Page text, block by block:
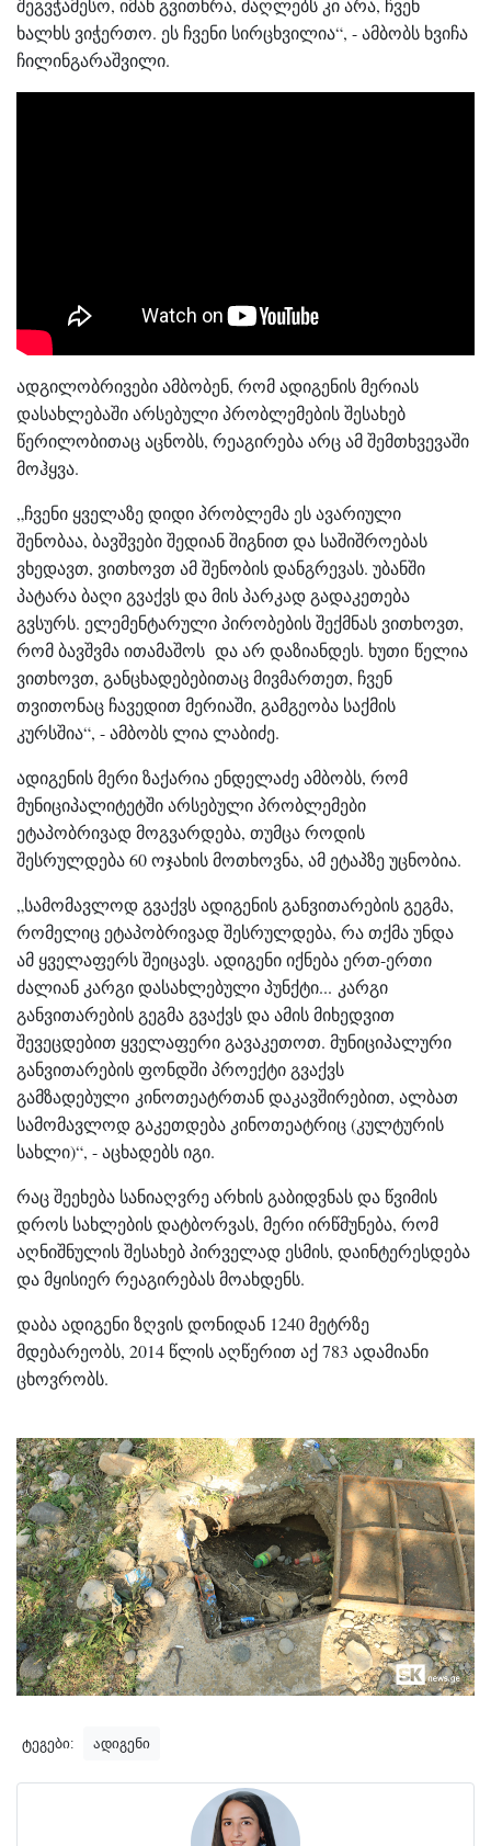
შეგვჭამესო, იმან გვითხრა, ძაღლებს კი არა, ჩვენ
ხალხს ვიჭერთო. ეს ჩვენი სირცხვილია“, - ამბობს ხვიჩა
ჩილინგარაშვილი.
ადგილობრივები ამბობენ, რომ ადიგენის მერიას
დასახლებაში არსებული პრობლემების შესახებ
წერილობითაც აცნობს, რეაგირება არც ამ შემთხვევაში
მოჰყვა.
„ჩვენი ყველაზე დიდი პრობლემა ეს ავარიული
შენობაა, ბავშვები შედიან შიგნით და საშიშროებას
ვხედავთ, ვითხოვთ ამ შენობის დანგრევას. უბანში
პატარა ბაღი გვაქვს და მის პარკად გადაკეთება
გვსურს. ელემენტარული პირობების შექმნას ვითხოვთ,
რომ ბავშვმა ითამაშოს და არ დაზიანდეს. ხუთი წელია
ვითხოვთ, განცხადებებითაც მივმართეთ, ჩვენ
თვითონაც ჩავედით მერიაში, გამგეობა საქმის
კურსშია“, - ამბობს ლია ლაბიძე.
ადიგენის მერი ზაქარია ენდელაძე ამბობს, რომ
მუნიციპალიტეტში არსებული პრობლემები
ეტაპობრივად მოგვარდება, თუმცა როდის
შესრულდება 60 ოჯახის მოთხოვნა, ამ ეტაპზე უცნობია.
„სამომავლოდ გვაქვს ადიგენის განვითარების გეგმა,
რომელიც ეტაპობრივად შესრულდება, რა თქმა უნდა
ამ ყველაფერს შეიცავს. ადიგენი იქნება ერთ-ერთი
ძალიან კარგი დასახლებული პუნქტი... კარგი
განვითარების გეგმა გვაქვს და ამის მიხედვით
შევეცდებით ყველაფერი გავაკეთოთ. მუნიციპალური
განვითარების ფონდში პროექტი გვაქვს
გამზადებული კინოთეატრთან დაკავშირებით, ალბათ
სამომავლოდ გაკეთდება კინოთეატრიც (კულტურის
სახლი)“, - აცხადებს იგი.
რაც შეეხება სანიაღვრე არხის გაბიდვნას და წვიმის
დროს სახლების დატბორვას, მერი ირწმუნება, რომ
აღნიშნულის შესახებ პირველად ესმის, დაინტერესდება
და მყისიერ რეაგირებას მოახდენს.
დაბა ადიგენი ზღვის დონიდან 1240 მეტრზე
მდებარეობს, 2014 წლის აღწერით აქ 783 ადამიანი
ცხოვრობს.
ტეგები: ადიგენი